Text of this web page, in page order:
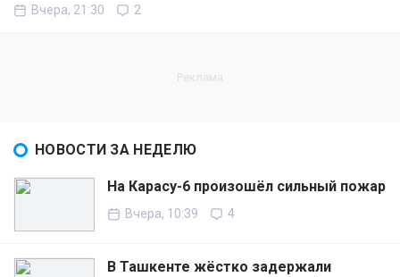
Вчера, 21:30 2
НОВОСТИ ЗА НЕДЕЛЮ
На Карасу-6 произошёл сильный пожар
Вчера, 10:39 4
В Ташкенте жёстко задержали